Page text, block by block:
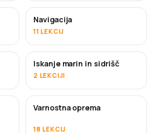
Navigacija
11 LEKCIJ
Iskanje marin in sidrišč
2 LEKCIJI
Varnostna oprema
18 LEKCIJ